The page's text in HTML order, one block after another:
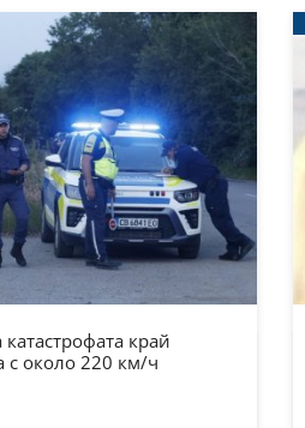
край
с около 220 км/ч